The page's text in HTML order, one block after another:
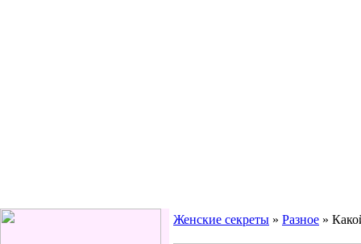
Женские секреты » Разное »